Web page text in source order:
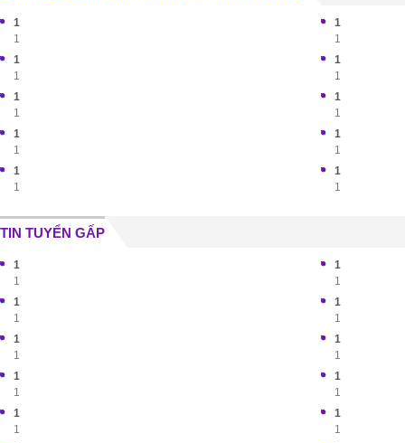
1
1
1
1
1
1
1
1
1
1
1
1
1
1
1
1
1
1
1
1
TIN TUYỂN GẤP
1
1
1
1
1
1
1
1
1
1
1
1
1
1
1
1
1
1
1
1